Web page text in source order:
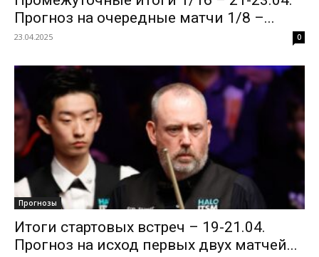
Прогноз на очередные матчи 1/8 –...
23.04.2025 0
Прогнозы
Итоги стартовых встреч – 19-21.04.
Прогноз на исход первых двух матчей...